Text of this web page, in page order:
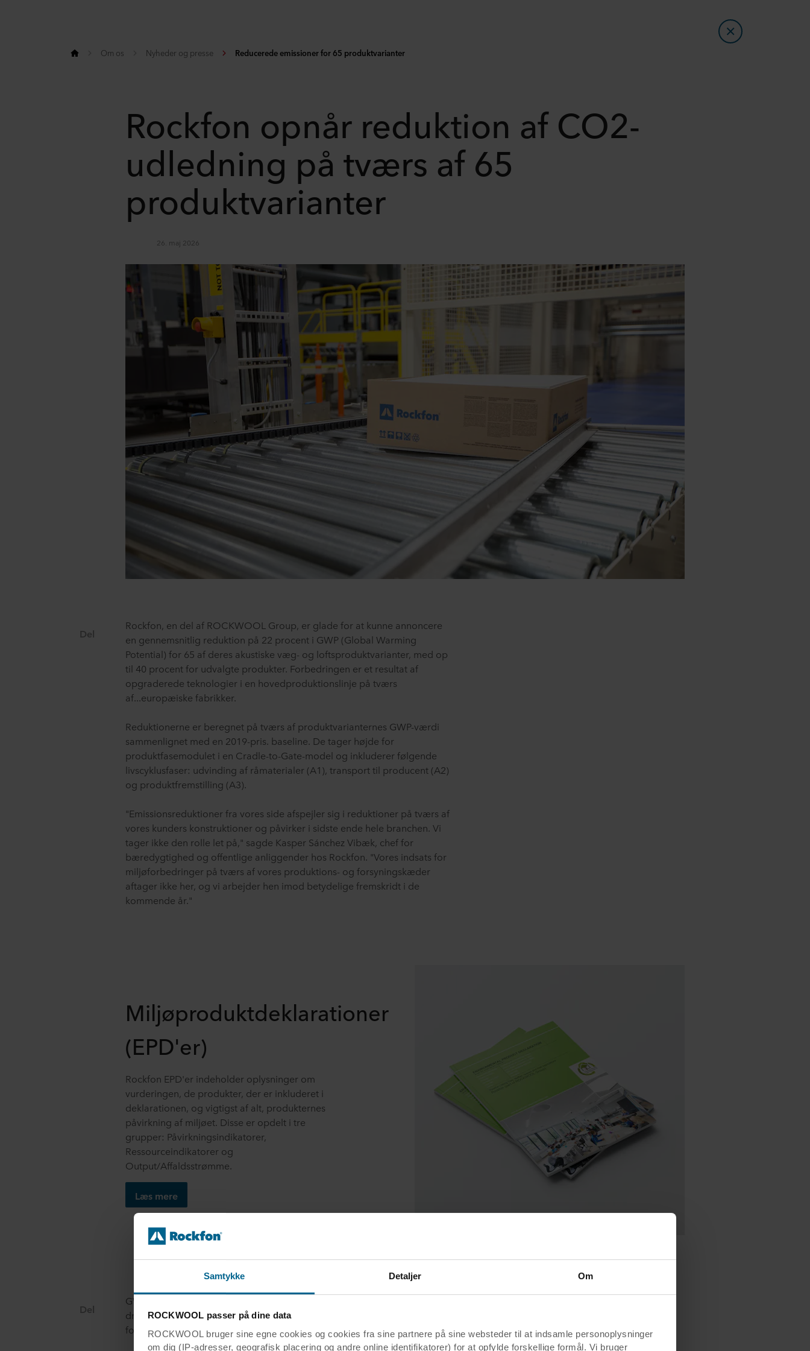
Samtykke Detaljer Om
ROCKWOOL passer på dine data
ROCKWOOL bruger sine egne cookies og cookies fra sine partnere på sine websteder til at indsamle personoplysninger
om dig (IP-adresser, geografisk placering og andre online identifikatorer) for at opfylde forskellige formål. Vi bruger
Om os Nyheder og presse Reducerede emissioner for 65 produktvarianter
Rockfon opnår reduktion af CO2-
udledning på tværs af 65
produktvarianter
26. maj 2026
Del
Rockfon, en del af ROCKWOOL Group, er glade for at kunne annoncere
en gennemsnitlig reduktion på 22 procent i GWP (Global Warming
Potential) for 65 af deres akustiske væg- og loftsproduktvarianter, med op
til 40 procent for udvalgte produkter. Forbedringen er et resultat af
opgraderede teknologier i en hovedproduktionslinje på tværs
af...europæiske fabrikker.
Reduktionerne er beregnet på tværs af produktvarianternes GWP-værdi
sammenlignet med en 2019-pris. baseline. De tager højde for
produktfasemodulet i en Cradle-to-Gate-model og inkluderer følgende
livscyklusfaser: udvinding af råmaterialer (A1), transport til producent (A2)
og produktfremstilling (A3).
"Emissionsreduktioner fra vores side afspejler sig i reduktioner på tværs af
vores kunders konstruktioner og påvirker i sidste ende hele branchen. Vi
tager ikke den rolle let på," sagde Kasper Sánchez Vibæk, chef for
bæredygtighed og offentlige anliggender hos Rockfon. "Vores indsats for
miljøforbedringer på tværs af vores produktions- og forsyningskæder
aftager ikke her, og vi arbejder hen imod betydelige fremskridt i de
kommende år."
Miljøproduktdeklarationer
(EPD'er)
Rockfon EPD'er indeholder oplysninger om
vurderingen, de produkter, der er inkluderet i
deklarationen, og vigtigst af alt, produkternes
påvirkning af miljøet. Disse er opdelt i tre
grupper: Påvirkningsindikatorer,
Ressourceindikatorer og
Output/Affaldsstrømme.
Læs mere
Del
GWP er den mest almindelige indikator for klimaeffekter og måler
drivhusgasemissionerne forbundet med hvert produkt. Det er en sum af
fossile, biogene og arealanvendelses- samt ændringer i arealanvendelsen.